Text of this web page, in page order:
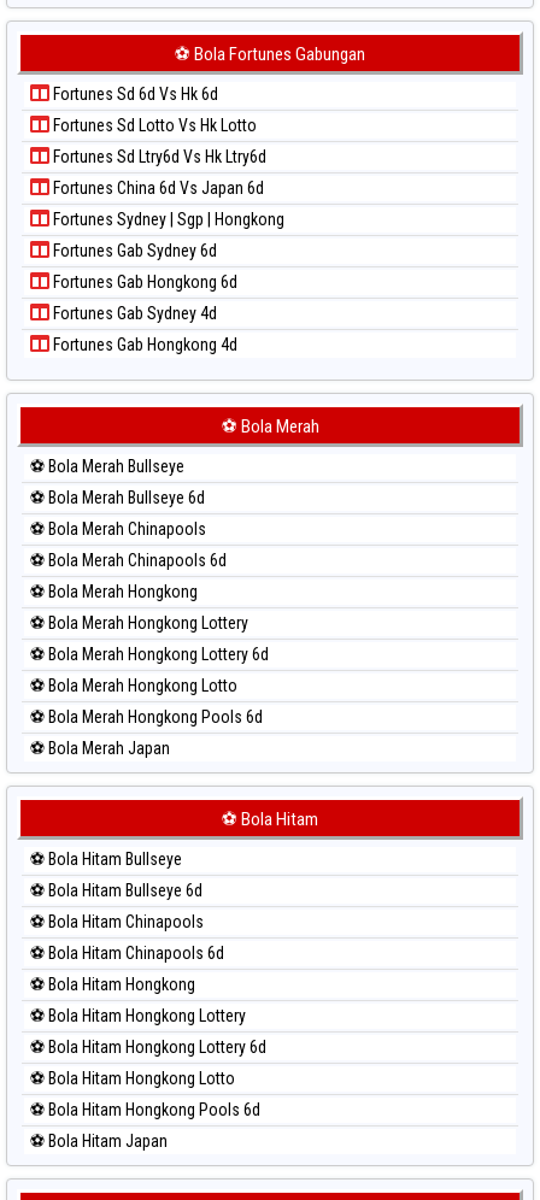
Paito Harian Japan 6d
Paito Harian Korea
Paito Harian Kuda Lari
Paito Harian Magnum Cambodia
Paito Harian Nagoya
Paito Harian New York Midday
Paito Harian North Carolina Day
Paito Harian Pcso
Paito Harian Pennsylvania Day
Paito Harian Sao Paulo
Paito Harian Singapore
Paito Harian Sydney
Paito Harian Sydney Lottery
Paito Harian Sydney Lottery 6d
Paito Harian Sydney Lotto
Paito Harian Sydney Pools 6d
Paito Harian Taipei
Paito Harian Taiwan
⚽ Bola Fortunes Gabungan
Fortunes Sd 6d Vs Hk 6d
Fortunes Sd Lotto Vs Hk Lotto
Fortunes Sd Ltry6d Vs Hk Ltry6d
Fortunes China 6d Vs Japan 6d
Fortunes Sydney | Sgp | Hongkong
Fortunes Gab Sydney 6d
Fortunes Gab Hongkong 6d
Fortunes Gab Sydney 4d
Fortunes Gab Hongkong 4d
⚽ Bola Merah
⚽ Bola Merah Bullseye
⚽ Bola Merah Bullseye 6d
⚽ Bola Merah Chinapools
⚽ Bola Merah Chinapools 6d
⚽ Bola Merah Hongkong
⚽ Bola Merah Hongkong Lottery
⚽ Bola Merah Hongkong Lottery 6d
⚽ Bola Merah Hongkong Lotto
⚽ Bola Merah Hongkong Pools 6d
⚽ Bola Merah Japan
⚽ Bola Merah Japan 6d
⚽ Bola Merah Kuda Lari
⚽ Bola Merah Magnum Cambodia
⚽ Bola Merah Nagoya
⚽ Bola Merah North Carolina Day
⚽ Bola Merah Pcso
⚽ Bola Merah Sao Paulo
⚽ Bola Merah Singapore
⚽ Bola Merah Sydney
⚽ Bola Merah Sydney Lottery
⚽ Bola Merah Sydney Lottery 6d
⚽ Bola Merah Sydney Lotto
⚽ Bola Hitam
⚽ Bola Hitam Bullseye
⚽ Bola Hitam Bullseye 6d
⚽ Bola Hitam Chinapools
⚽ Bola Hitam Chinapools 6d
⚽ Bola Hitam Hongkong
⚽ Bola Hitam Hongkong Lottery
⚽ Bola Hitam Hongkong Lottery 6d
⚽ Bola Hitam Hongkong Lotto
⚽ Bola Hitam Hongkong Pools 6d
⚽ Bola Hitam Japan
⚽ Bola Hitam Japan 6d